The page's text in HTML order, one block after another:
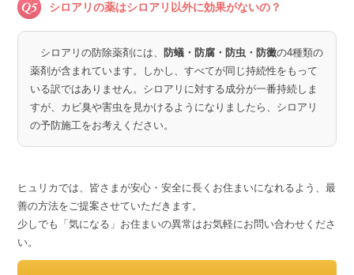
シロアリの薬はシロアリ以外に効果がないの？
シロアリの防除薬剤には、 防蟻・防腐・防虫・防黴の4種類の
薬剤が含まれています。しかし、すべてが同じ持続性をもって
いる訳ではありません。シロアリに対する成分が一番持続しま
すが、カビ臭や害虫を見かけるようになりましたら、シロアリ
の予防施工をお考えください。
ヒュリカでは、皆さまが安心・安全に長くお住まいになれるよう、最
善の方法をご提案させていただきます。
少しでも「気になる」お住まいの異常はお気軽にお問い合わせくださ
い。